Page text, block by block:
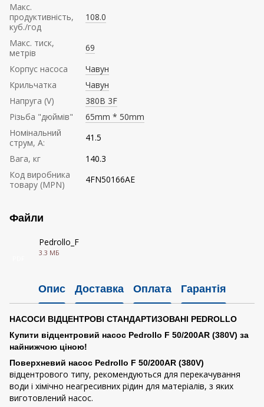
Mакс.
продуктивність,
куб./год
108.0
Maкс. тиск,
метрів
69
Корпус насоса
Чавун
Крильчатка
Чавун
Напруга (V)
380В 3F
Різьба "дюймів"
65mm * 50mm
Номінальний
струм, А:
41.5
Вага, кг
140.3
Код виробника
товару (MPN)
4FN50166AE
Файли
Pedrollo_F
3.3 МБ
Опис Доставка Оплата Гарантія
НАСОСИ ВІДЦЕНТРОВІ СТАНДАРТИЗОВАНІ PEDROLLO
Купити відцентровий насос Pedrollo F 50/200AR (380V) за
найнижчою ціною!
Поверхневий насос Pedrollo F 50/200AR (380V)
відцентрового типу, рекомендуються для перекачування
води і хімічно неагресивних рідин для матеріалів, з яких
виготовлений насос.